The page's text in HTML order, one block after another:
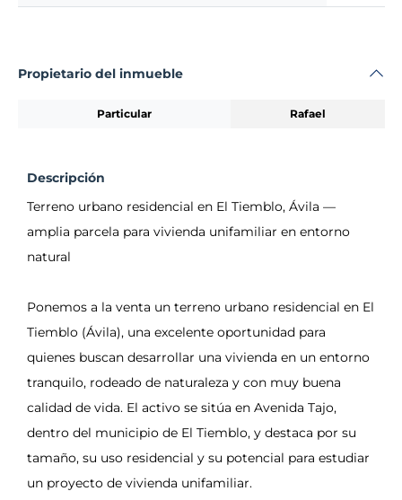
Propietario del inmueble
Particular Rafael
Descripción